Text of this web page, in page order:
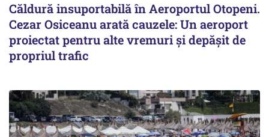
Căldură insuportabilă în Aeroportul Otopeni.
Cezar Osiceanu arată cauzele: Un aeroport
proiectat pentru alte vremuri și depășit de
propriul trafic